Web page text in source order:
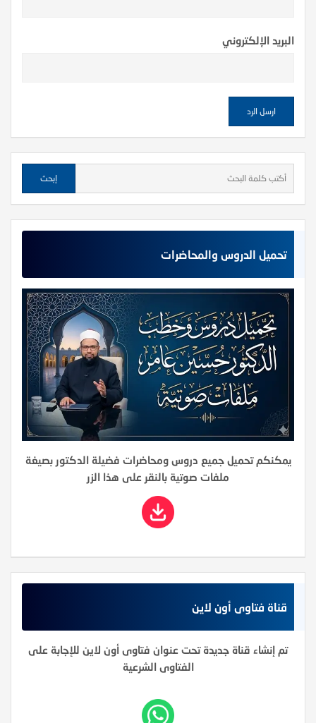
البريد الإلكتروني
تحميل الدروس والمحاضرات
يمكنكم تحميل جميع دروس ومحاضرات فضيلة الدكتور بصيغة
ملفات صوتية بالنقر على هذا الزر
قناة فتاوى أون لاين
تم إنشاء قناة جديدة تحت عنوان فتاوى أون لاين للإجابة على
الفتاوى الشرعية